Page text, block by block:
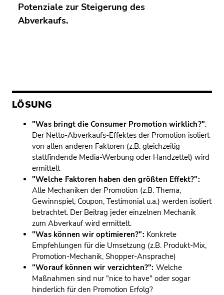
Potenziale zur Steigerung des
Abverkaufs.
LÖSUNG
"Was bringt die Consumer Promotion wirklich?":
Der Netto-Abverkaufs-Effektes der Promotion isoliert
von allen anderen Faktoren (z.B. gleichzeitig
stattfindende Media-Werbung oder Handzettel) wird
ermittelt
"Welche Faktoren haben den größten Effekt?":
Alle Mechaniken der Promotion (z.B. Thema,
Gewinnspiel, Coupon, Testimonial u.a.) werden isoliert
betrachtet. Der Beitrag jeder einzelnen Mechanik
zum Abverkauf wird ermittelt.
"Was können wir optimieren?": Konkrete
Empfehlungen für die Umsetzung (z.B. Produkt-Mix,
Promotion-Mechanik, Shopper-Ansprache)
"Worauf können wir verzichten?": Welche
Maßnahmen sind nur "nice to have" oder sogar
hinderlich für den Promotion Erfolg?